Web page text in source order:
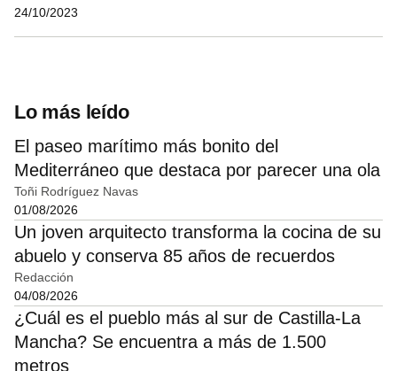
24/10/2023
Lo más leído
El paseo marítimo más bonito del
Mediterráneo que destaca por parecer una ola
Toñi Rodríguez Navas
01/08/2026
Un joven arquitecto transforma la cocina de su
abuelo y conserva 85 años de recuerdos
Redacción
04/08/2026
¿Cuál es el pueblo más al sur de Castilla-La
Mancha? Se encuentra a más de 1.500
metros